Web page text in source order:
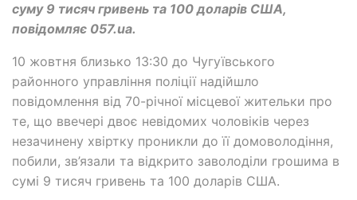
суму 9 тисяч гривень та 100 доларів США,
повідомляє 057.ua.
10 жовтня близько 13:30 до Чугуївського
районного управління поліції надійшло
повідомлення від 70-річної місцевої жительки про
те, що ввечері двоє невідомих чоловіків через
незачинену хвіртку проникли до її домоволодіння,
побили, зв’язали та відкрито заволоділи грошима в
сумі 9 тисяч гривень та 100 доларів США.